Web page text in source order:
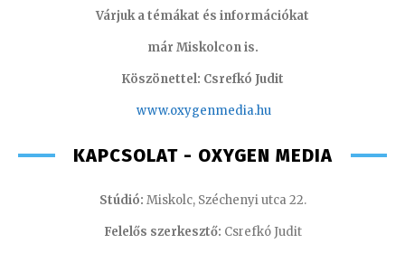
Várjuk a témákat és információkat
már Miskolcon is.
Köszönettel: Csrefkó Judit
www.oxygenmedia.hu
KAPCSOLAT - OXYGEN MEDIA
Stúdió: Miskolc, Széchenyi utca 22.
Felelős szerkesztő: Csrefkó Judit